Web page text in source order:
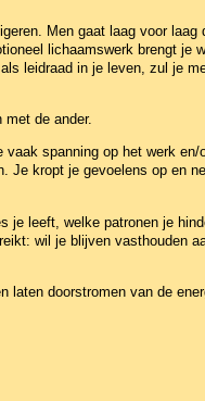
Men gaat laag voor laag
lichaamswerk brengt je
leidraad in je leven, zul je
de ander.
spanning op het werk en/
Je kropt je gevoelens op en
je leeft, welke patronen je
wil je blijven vasthouden
laten doorstromen van de